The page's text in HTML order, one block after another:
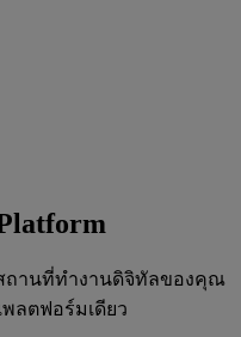
ถานที่ทำงานดิจิทัลของคุณ
ลตฟอร์มเดียว